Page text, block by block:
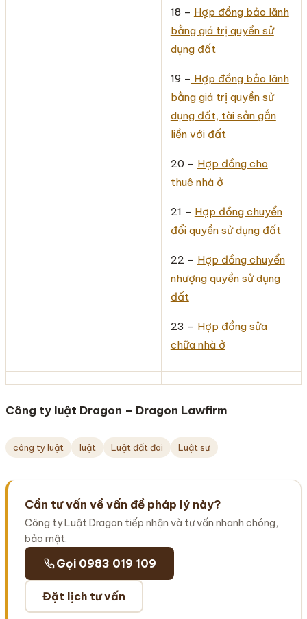
18 – Hợp đồng bảo lãnh
bằng giá trị quyền sử
dụng đất
19 – Hợp đồng bảo lãnh
bằng giá trị quyền sử
dụng đất, tài sản gắn
liền với đất
20 – Hợp đồng cho
thuê nhà ở
21 – Hợp đồng chuyển
đổi quyền sử dụng đất
22 – Hợp đồng chuyển
nhượng quyền sử dụng
đất
23 – Hợp đồng sửa
chữa nhà ở
Công ty luật Dragon – Dragon Lawfirm
công ty luật luật Luật đất đai Luật sư
Cần tư vấn về vấn đề pháp lý này?
Công ty Luật Dragon tiếp nhận và tư vấn nhanh chóng,
bảo mật.
Gọi 0983 019 109
Đặt lịch tư vấn